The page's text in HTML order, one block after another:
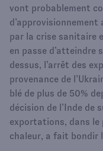
vont probablement
par la crise sanitaire
en passe d’atteindre
dessus, l’arrêt des
provenance de
blé de plus de 50%
décision de l’Inde de
exportations, dans le
chaleur, a fait bondir